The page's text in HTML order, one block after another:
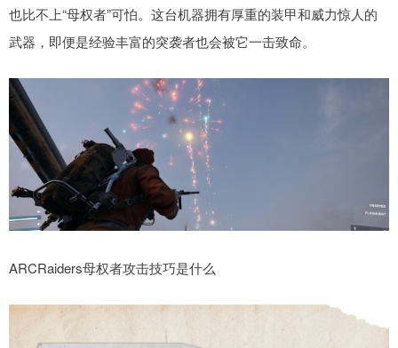
也比不上“母权者”可怕。这台机器拥有厚重的装甲和威力惊人的
武器，即便是经验丰富的突袭者也会被它一击致命。
ARCRaiders母权者攻击技巧是什么